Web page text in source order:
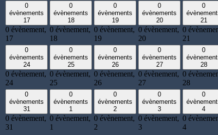
0
évènements
17
0 évènement,
17
0
évènements
18
0 évènement,
18
0
évènements
19
0 évènement,
19
0
évènements
20
0 évènement,
20
0
21
0
21
0
évènements
24
0 évènement,
24
0
évènements
25
0 évènement,
25
0
évènements
26
0 évènement,
26
0
évènements
27
0 évènement,
27
0
28
0
28
0
évènements
31
0 évènement,
31
0
évènements
1
0 évènement,
1
0
évènements
2
0 évènement,
2
0
évènements
3
0 évènement,
3
0
4
0
4